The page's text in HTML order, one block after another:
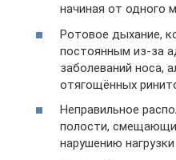
начиная от одного
Ротовое дыхание,
постоянным из-за
заболеваний носа,
отягощённых
Неправильное
полости,
нарушению